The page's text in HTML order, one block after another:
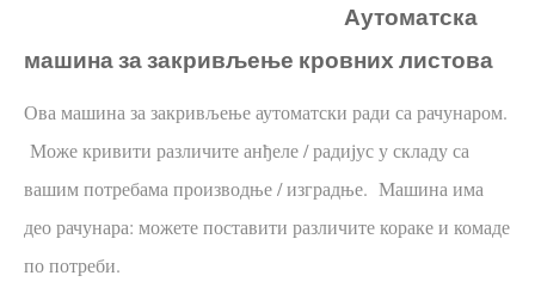
Аутоматска
машина за закривљење кровних листова
Ова машина за закривљење аутоматски ради са рачунаром.
Може кривити различите анђеле / радијус у складу са
вашим потребама производње / изградње. Машина има
део рачунара: можете поставити различите кораке и комаде
по потреби.